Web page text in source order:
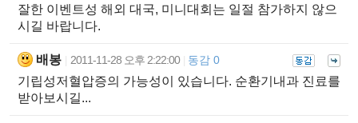
잘한 이벤트성 해외 대국, 미니대회는 일절 참가하지 않으
시길 바랍니다.
배봉 2011-11-28 오후 2:22:00 동감 0
기립성저혈압증의 가능성이 있습니다. 순환기내과 진료를
받아보시길...